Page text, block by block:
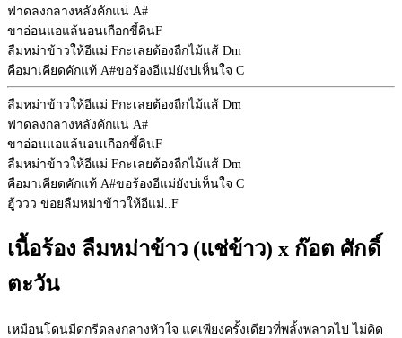
ฟาดลงกลางหลังคักแน่ A#
ขาอ่อนแอแล้นอนเกือกขี้ดินF
ลืมหม่าข้าวให้อีแม่ Fกะเลยต้องถืกไม้แส้ Dm
คือมาเคียดคักแท้ A#ขอร้องอีแม่ยังบ่เห็นใจ C
ลืมหม่าข้าวให้อีแม่ Fกะเลยต้องถืกไม้แส้ Dm
ฟาดลงกลางหลังคักแน่ A#
ขาอ่อนแอแล้นอนเกือกขี้ดินF
ลืมหม่าข้าวให้อีแม่ Fกะเลยต้องถืกไม้แส้ Dm
คือมาเคียดคักแท้ A#ขอร้องอีแม่ยังบ่เห็นใจ C
ฮู้ววว ข่อยลืมหม่าข้าวให้อีแม่..F
เนื้อร้อง ลืมหม่าข้าว (แช่ข้าว) x ก๊อต ศักดิ์
ตะวัน
เหมือนโดนมีดกรีดลงกลางหัวใจ แค่เพียงครั้งเดียวที่พลั้งพลาดไป ไม่คิด